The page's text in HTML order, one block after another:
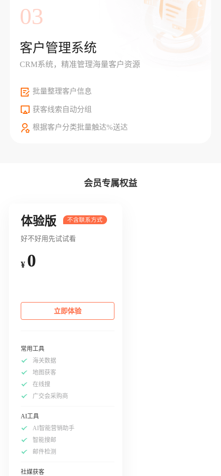
03
客户管理系统
CRM系统，精准管理海量客户资源
批量整理客户信息
获客线索自动分组
根据客户分类批量触达%送达
会员专属权益
体验版
好不好用先试试看
¥ 0
立即体验
常用工具
海关数据
地图获客
在线搜
广交会采购商
AI工具
AI智能营销助手
智能搜邮
邮件检测
社媒获客